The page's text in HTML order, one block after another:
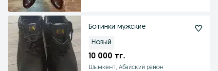
Ботинки мужские
Новый
10 000 тг.
Шымкент, Абайский район